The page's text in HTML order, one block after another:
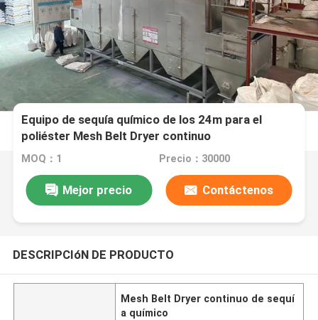
Equipo de sequía químico de los 24m para el
poliéster Mesh Belt Dryer continuo
MOQ：1 Precio：30000
Mejor precio Contáctenos
DESCRIPCIóN DE PRODUCTO
Mesh Belt Dryer continuo de sequí
a químico